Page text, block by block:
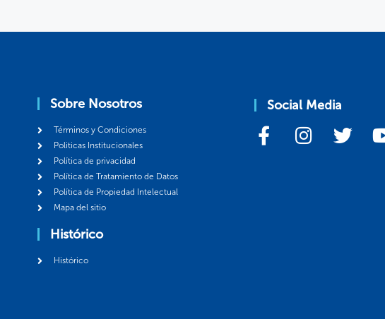
Sobre Nosotros
Términos y Condiciones
Politicas Institucionales
Política de privacidad
Política de Tratamiento de Datos
Política de Propiedad Intelectual
Mapa del sitio
Histórico
Histórico
Social Media